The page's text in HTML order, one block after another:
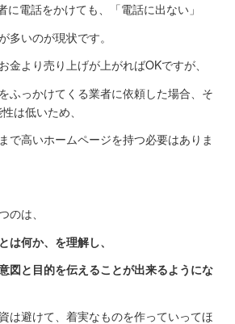
に電話をかけても、「電話に出ない」
多いのが現状です。
金より売り上げが上がればOKですが、
ふっかけてくる業者に依頼した場合、そ
は低いため、
で高いホームページを持つ必要はありま
のは、
は何か、を理解し、
図と目的を伝えることが出来るようにな
は避けて、着実なものを作っていってほ